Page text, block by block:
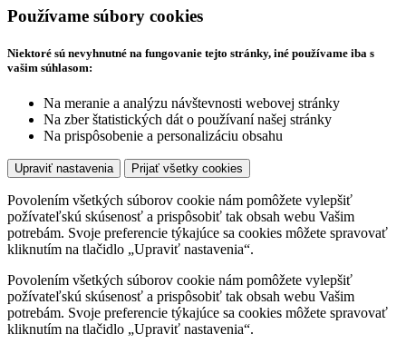
Používame súbory cookies
Niektoré sú nevyhnutné na fungovanie tejto stránky, iné používame iba s
vašim súhlasom:
Na meranie a analýzu návštevnosti webovej stránky
Na zber štatistických dát o používaní našej stránky
Na prispôsobenie a personalizáciu obsahu
Upraviť nastavenia Prijať všetky cookies
Povolením všetkých súborov cookie nám pomôžete vylepšiť
požívateľskú skúsenosť a prispôsobiť tak obsah webu Vašim
potrebám. Svoje preferencie týkajúce sa cookies môžete spravovať
kliknutím na tlačidlo „Upraviť nastavenia“.
Povolením všetkých súborov cookie nám pomôžete vylepšiť
požívateľskú skúsenosť a prispôsobiť tak obsah webu Vašim
potrebám. Svoje preferencie týkajúce sa cookies môžete spravovať
kliknutím na tlačidlo „Upraviť nastavenia“.